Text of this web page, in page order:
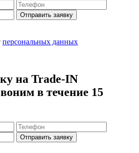
Отправить заявку
персональных данных
на Trade-IN
в течение 15
Отправить заявку